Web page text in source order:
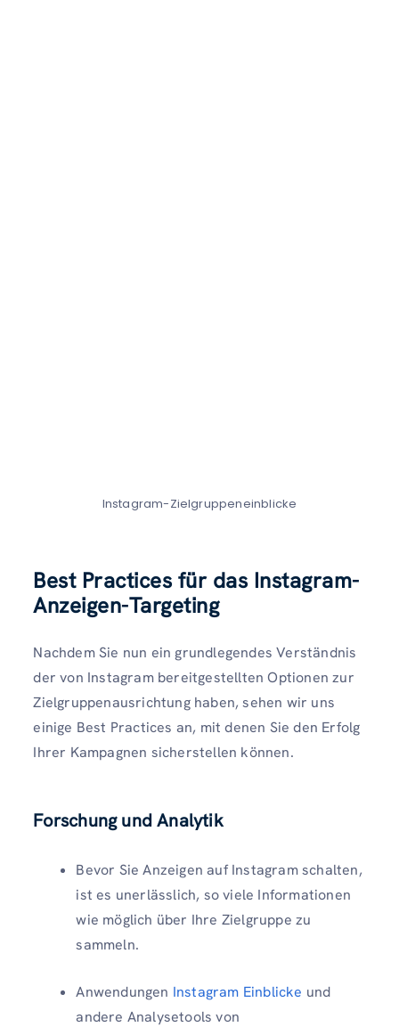
Instagram-Zielgruppeneinblicke
Best Practices für das Instagram-
Anzeigen-Targeting
Nachdem Sie nun ein grundlegendes Verständnis
der von Instagram bereitgestellten Optionen zur
Zielgruppenausrichtung haben, sehen wir uns
einige Best Practices an, mit denen Sie den Erfolg
Ihrer Kampagnen sicherstellen können.
Forschung und Analytik
Bevor Sie Anzeigen auf Instagram schalten,
ist es unerlässlich, so viele Informationen
wie möglich über Ihre Zielgruppe zu
sammeln.
Anwendungen Instagram Einblicke und
andere Analysetools von